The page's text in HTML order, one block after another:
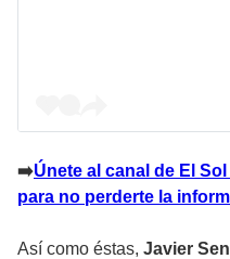
➡️Únete al canal de El
para no perderte la
Así como éstas, Javier